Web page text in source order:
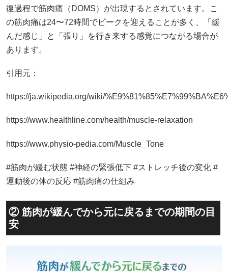
復過程で筋肉痛（DOMS）が出現するとされています。こ
の筋肉痛は24〜72時間でピークを迎えることが多く、「緩
んだ感じ」と「張り」を行き来する感覚につながる場合が
あります。
引用元：
https://ja.wikipedia.org/wiki/
https://www.healthline.com/health/muscle-relaxation
https://www.physio-pedia.com/Muscle_Tone
#筋肉が緩む状態 #神経の緊張低下 #ストレッチ後の変化 #
運動後の体の反応 #筋肉痛の仕組み
② 筋肉が緩んでから元に戻るまでの期間の目
安